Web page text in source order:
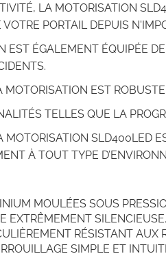
LA MOTORISATION
PORTAIL DEPUIS
EST ÉGALEMENT ÉQUIPÉE
EST
TELLES QUE LA
MOTORISATION SLD400LED
À TOUT TYPE
MOULÉES SOUS
EXTRÊMEMENT SILENCIEUSE.
RÉSISTANT AUX
SIMPLE ET